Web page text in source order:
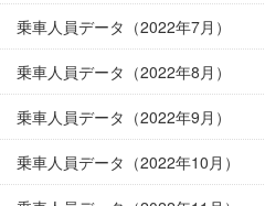
乗車人員データ（2022年7月）
乗車人員データ（2022年8月）
乗車人員データ（2022年9月）
乗車人員データ（2022年10月）